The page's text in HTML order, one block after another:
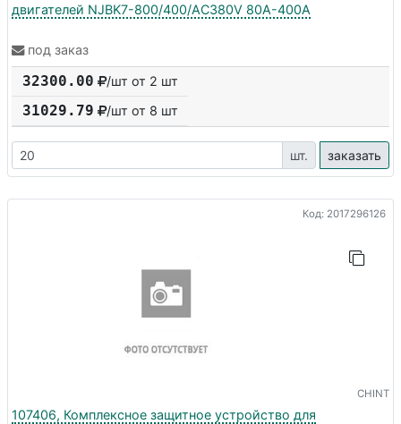
двигателей NJBK7-800/400/AC380V 80A-400A
под заказ
32300.00 /шт от 2 шт
31029.79 /шт от 8 шт
шт. заказать
Код: 2017296126
CHINT
107406, Комплексное защитное устройство для